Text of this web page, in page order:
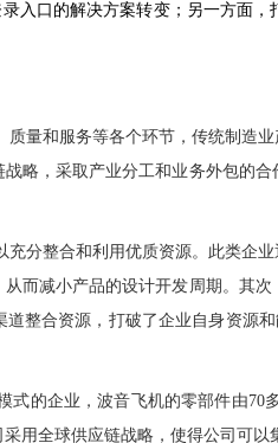
入口的解决方案转变；另一方面
量和服务等各个环节，传统制造
略，采取产业分工和业务外包的
分整合和利用优质资源。此类企
而减小产品的设计开发周期。其
整合资源，打破了企业自身资源
式的企业，波音飞机的零部件由70
用全球供应链战略，使得公司可